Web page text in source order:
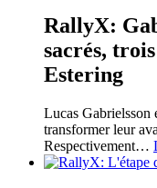
RallyX:
sacrés,
Estering
Lucas Gabrielsson
transformer leur
Respectivement…